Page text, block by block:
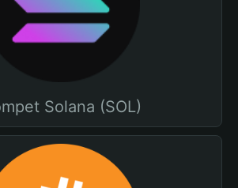
Solana (SOL)